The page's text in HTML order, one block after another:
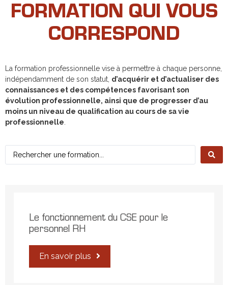
FORMATION QUI VOUS
CORRESPOND
La formation professionnelle vise à permettre à chaque personne,
indépendamment de son statut, d’acquérir et d’actualiser des
connaissances et des compétences favorisant son
évolution professionnelle, ainsi que de progresser d’au
moins un niveau de qualification au cours de sa vie
professionnelle
Le fonctionnement du CSE pour le
personnel RH
En savoir plus